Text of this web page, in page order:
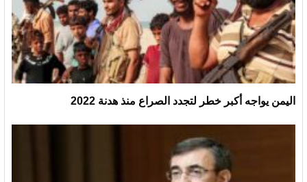
اليمن يواجه أكبر خطر لتجدد الصراع منذ هدنة 2022